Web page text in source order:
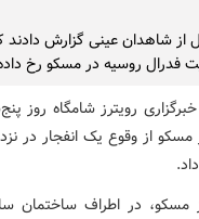
از شاهدان عینی گزارش دادند
فدرال روسیه در مسکو رخ
خبرگزاری رویترز شامگاه روز
مسکو از وقوع یک انفجار در
مسکو، در اطراف ساختمان